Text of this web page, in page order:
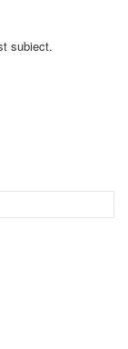
subiect.